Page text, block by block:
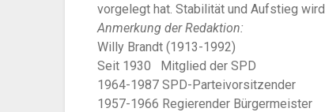
vorgelegt hat. Stabilität und Aufstieg
Anmerkung der Redaktion:
Willy Brandt (1913-1992)
Seit 1930 Mitglied der SPD
1964-1987 SPD-Parteivorsitzender
1957-1966 Regierender Bürgermeister